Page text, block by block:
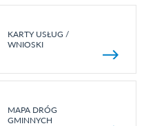
KARTY USŁUG /
WNIOSKI
MAPA DRÓG
GMINNYCH